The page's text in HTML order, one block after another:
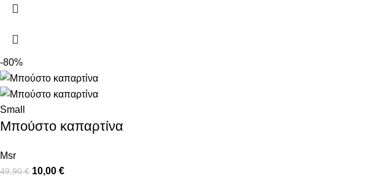
-80%
Small
Μπούστο καπαρτίνα
Msr
49,90€ 10,00 €